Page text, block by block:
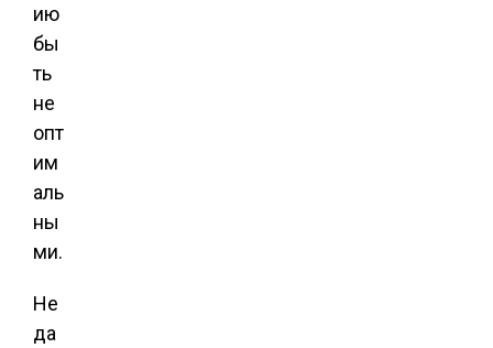
ию
бы
ть
не
опт
им
аль
ны
ми.
Не
да